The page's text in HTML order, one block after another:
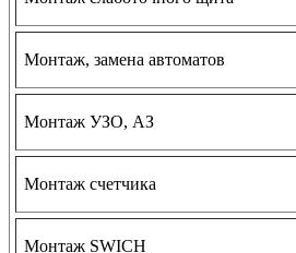
Монтаж, замена автоматов
Монтаж УЗО, АЗ
Монтаж счетчика
Монтаж SWICH